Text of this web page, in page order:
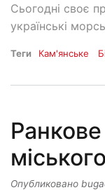
Сьогодні своє
українські
Теги Кам'янське
Опубликовано